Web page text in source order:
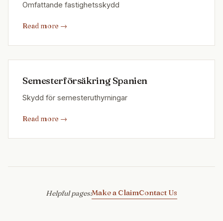
Omfattande fastighetsskydd
Read more →
Semesterförsäkring Spanien
Skydd för semesteruthyrningar
Read more →
Helpful pages:Make a ClaimContact Us